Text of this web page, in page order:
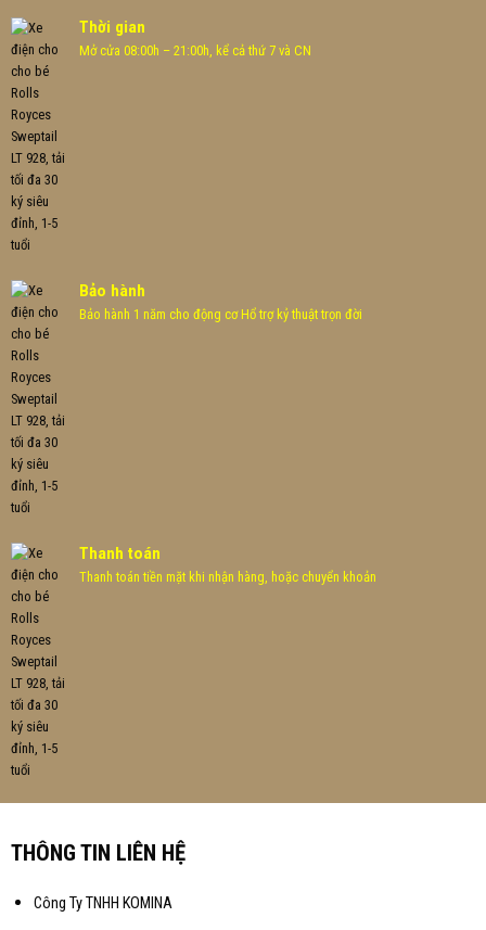
Thời gian
Mở cửa 08:00h – 21:00h, kể cả thứ 7 và CN
Bảo hành
Bảo hành 1 năm cho động cơ Hổ trợ kỷ thuật trọn đời
Thanh toán
Thanh toán tiền mặt khi nhận hàng, hoặc chuyển khoản
THÔNG TIN LIÊN HỆ
Công Ty TNHH KOMINA